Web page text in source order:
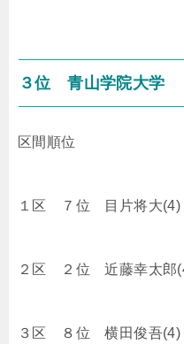
３位 青山学院大学
区間順位
１区 ７位 目片将大(4)
２区 ２位 近藤幸太郎
３区 ８位 横田俊吾(4)